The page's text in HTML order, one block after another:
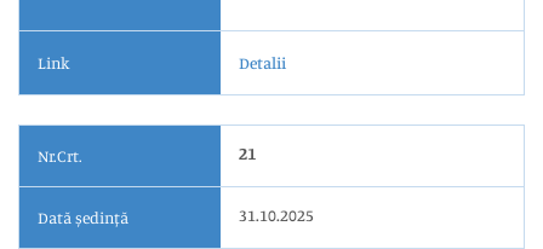
Link Detalii
Nr.Crt. 21
Dată ședință 31.10.2025